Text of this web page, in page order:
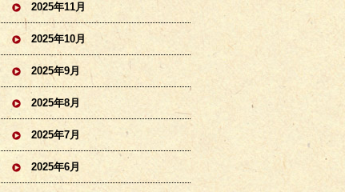
2025年11月
2025年10月
2025年9月
2025年8月
2025年7月
2025年6月